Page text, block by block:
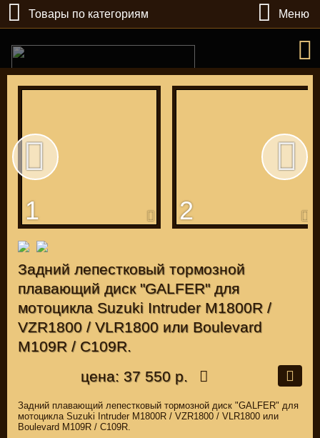
1 2
Задний лепестковый тормозной
плавающий диск "GALFER" для
мотоцикла Suzuki Intruder M1800R /
VZR1800 / VLR1800 или Boulevard
M109R / C109R.
цена: 37 550 р.
Задний плавающий лепестковый тормозной диск "GALFER" для
мотоцикла Suzuki Intruder M1800R / VZR1800 / VLR1800 или
Boulevard M109R / C109R.
Товары по категориям Меню
КАТАЛОГ МОТОЗАПЧАСТЕЙ И ТЮНИНГА